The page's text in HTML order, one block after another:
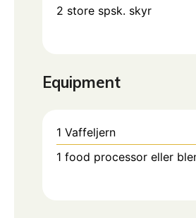
2 store spsk. skyr
Equipment
1 Vaffeljern
1 food processor eller